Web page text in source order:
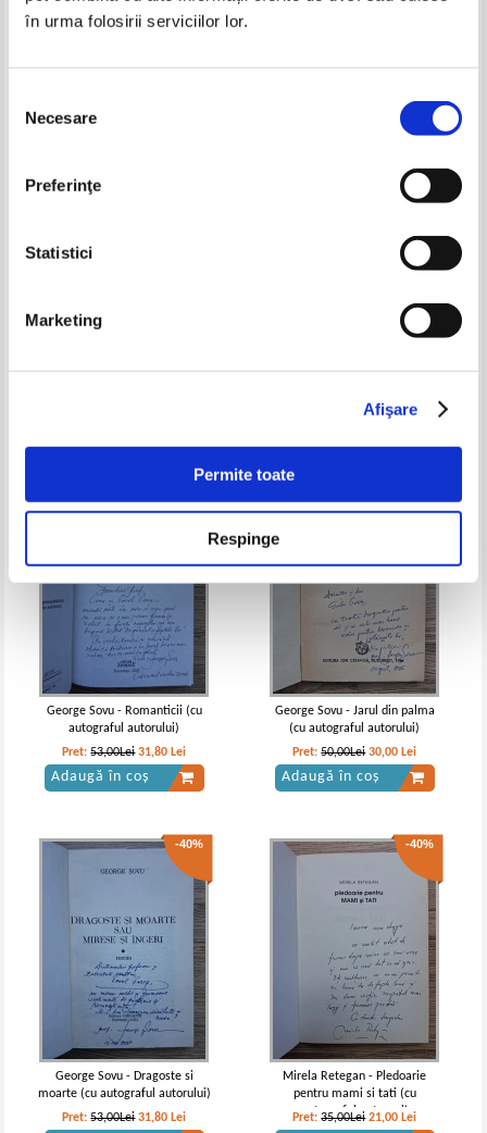
în urma folosirii serviciilor lor.
consimțământului
Necesare
Preferinţe
Statistici
Marketing
Afişare
Permite toate
Respinge
autograful autorului)
Pret:50,00Lei 20,00 Lei
uzura)
Adaugă în coș
-40%
George Sovu - Romanticii (cu
autograful autorului)
Pret:53,00Lei 31,80 Lei
Adaugă în coș
George Sovu - Jarul din palma
(cu autograful autorului)
Pret:50,00Lei 30,00 Lei
Adaugă în coș
-40%
George Sovu - Dragoste si
moarte (cu autograful autorului)
Pret:53,00Lei 31,80 Lei
-40%
Mirela Retegan - Pledoarie
pentru mami si tati (cu
autograful autoarei)
Pret:35,00Lei 21,00 Lei